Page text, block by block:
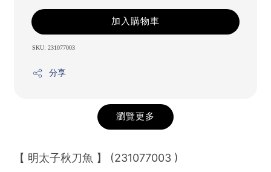
加入購物車
SKU: 231077003
分享
瀏覽更多
【 明太子秋刀魚 】 (231077003 )